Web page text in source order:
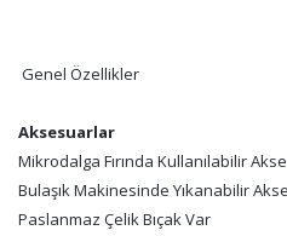
Genel Özellikler
Aksesuarlar
Mikrodalga Fırında Kullanılabilir
Bulaşık Makinesinde Yıkanabilir
Paslanmaz Çelik Bıçak Var